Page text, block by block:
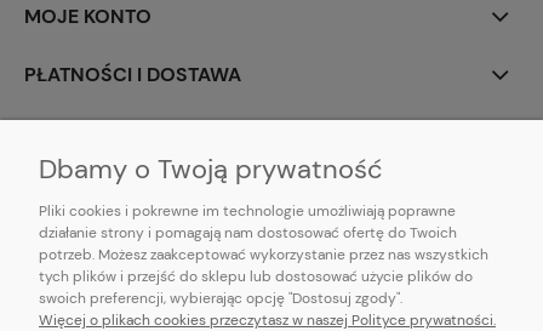
MOJE KONTO
PŁATNOŚCI I DOSTAWA
E-mail:pl101sukienek@gmail.com
101sukienek.pl
ul. Piotrkowska 317/11, Łódź 93-035, woj. łódzkie
Dbamy o Twoją prywatność
Pliki cookies i pokrewne im technologie umożliwiają poprawne
działanie strony i pomagają nam dostosować ofertę do Twoich
potrzeb. Możesz zaakceptować wykorzystanie przez nas wszystkich
tych plików i przejść do sklepu lub dostosować użycie plików do
swoich preferencji, wybierając opcję "Dostosuj zgody".
Więcej o plikach cookies przeczytasz w naszej Polityce prywatności.